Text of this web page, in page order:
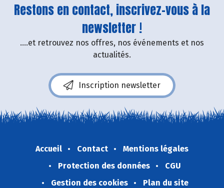
Restons en contact, inscrivez-vous à la
newsletter !
....et retrouvez nos offres, nos événements et nos
actualités.
Inscription newsletter
Accueil Contact
Mentions légales
Protection des données
CGU
Gestion des cookies
Plan du site